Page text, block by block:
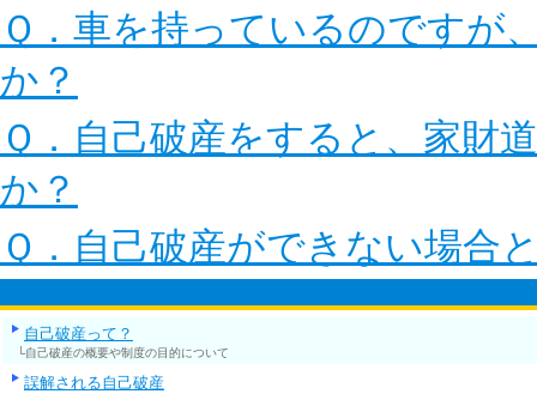
Ｑ．車を持っているのですが
か？
Ｑ．自己破産をすると、家財
か？
Ｑ．自己破産ができない場合
自己破産って？
└自己破産の概要や制度の目的について
誤解される自己破産